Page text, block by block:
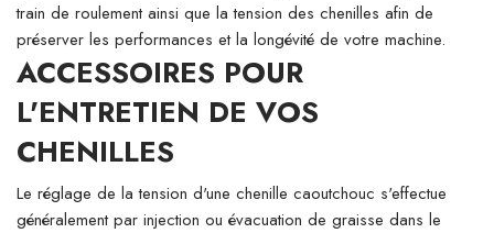
train de roulement ainsi que la tension des chenilles afin de
préserver les performances et la longévité de votre machine.
ACCESSOIRES POUR
L'ENTRETIEN DE VOS
CHENILLES
Le réglage de la tension d'une chenille caoutchouc s'effectue
généralement par injection ou évacuation de graisse dans le